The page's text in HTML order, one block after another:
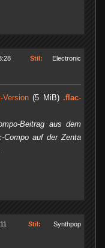
Stil: Electronic
-Version (5 MiB).flac-
Beitrag aus dem
Compo auf der Zenta
Stil: Synthpop